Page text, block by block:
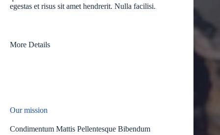
egestas et risus sit amet hendrerit. Nulla facilisi.
More Details
Our mission
Condimentum Mattis Pellentesque Bibendum